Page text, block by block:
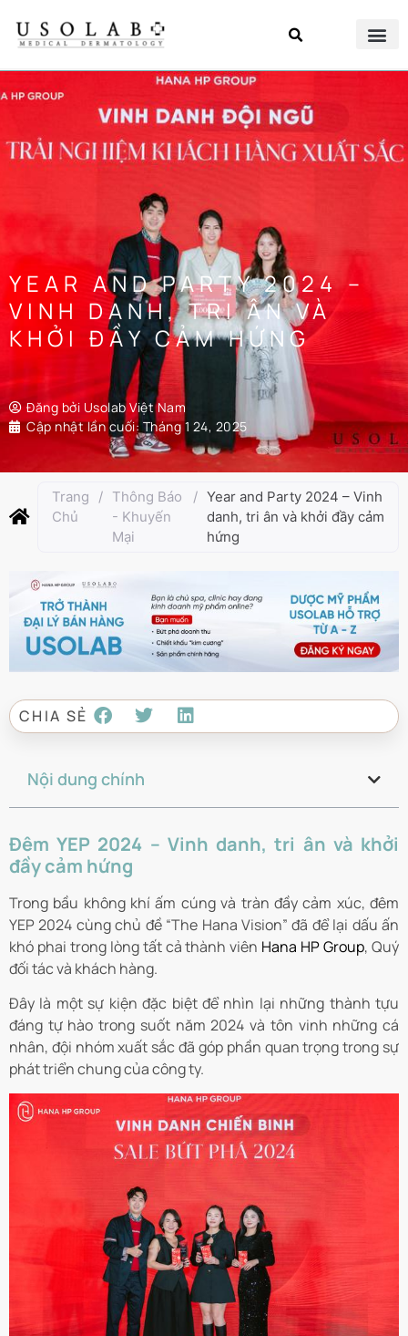
YEAR AND PARTY 2024 –
VINH DANH, TRI ÂN VÀ
KHỞI ĐẦY CẢM HỨNG
Đăng bởi Usolab Việt Nam
Cập nhật lần cuối:Tháng 1 24, 2025
Trang
Chủ
/ Thông Báo
- Khuyến
Mại
/ Year and Party 2024 – Vinh
danh, tri ân và khởi đầy cảm
hứng
CHIA SẺ
Nội dung chính
Đêm YEP 2024 – Vinh danh, tri ân và khởi
đầy cảm hứng
Trong bầu không khí ấm cúng và tràn đầy cảm xúc, đêm
YEP 2024 cùng chủ đề “The Hana Vision” đã để lại dấu ấn
khó phai trong lòng tất cả thành viên Hana HP Group, Quý
đối tác và khách hàng.
Đây là một sự kiện đặc biệt để nhìn lại những thành tựu
đáng tự hào trong suốt năm 2024 và tôn vinh những cá
nhân, đội nhóm xuất sắc đã góp phần quan trọng trong sự
phát triển chung của công ty.